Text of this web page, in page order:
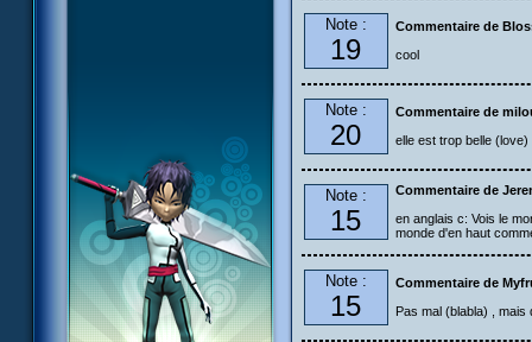
Note :
19
Commentaire de
cool
Note :
20
Commentaire de
elle est trop belle
Note :
15
Commentaire de
en anglais c: Vois le
monde d'en haut
Note :
15
Commentaire de
Pas mal (blabla) ,